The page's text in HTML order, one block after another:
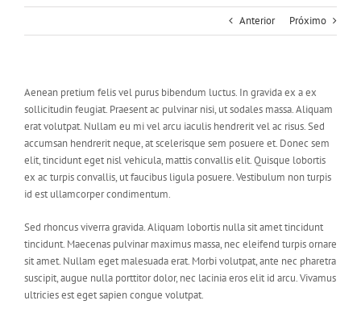
Anterior Próximo
Aenean pretium felis vel purus bibendum luctus. In gravida ex a ex
sollicitudin feugiat. Praesent ac pulvinar nisi, ut sodales massa. Aliquam
erat volutpat. Nullam eu mi vel arcu iaculis hendrerit vel ac risus. Sed
accumsan hendrerit neque, at scelerisque sem posuere et. Donec sem
elit, tincidunt eget nisl vehicula, mattis convallis elit. Quisque lobortis
ex ac turpis convallis, ut faucibus ligula posuere. Vestibulum non turpis
id est ullamcorper condimentum.
Sed rhoncus viverra gravida. Aliquam lobortis nulla sit amet tincidunt
tincidunt. Maecenas pulvinar maximus massa, nec eleifend turpis ornare
sit amet. Nullam eget malesuada erat. Morbi volutpat, ante nec pharetra
suscipit, augue nulla porttitor dolor, nec lacinia eros elit id arcu. Vivamus
ultricies est eget sapien congue volutpat.